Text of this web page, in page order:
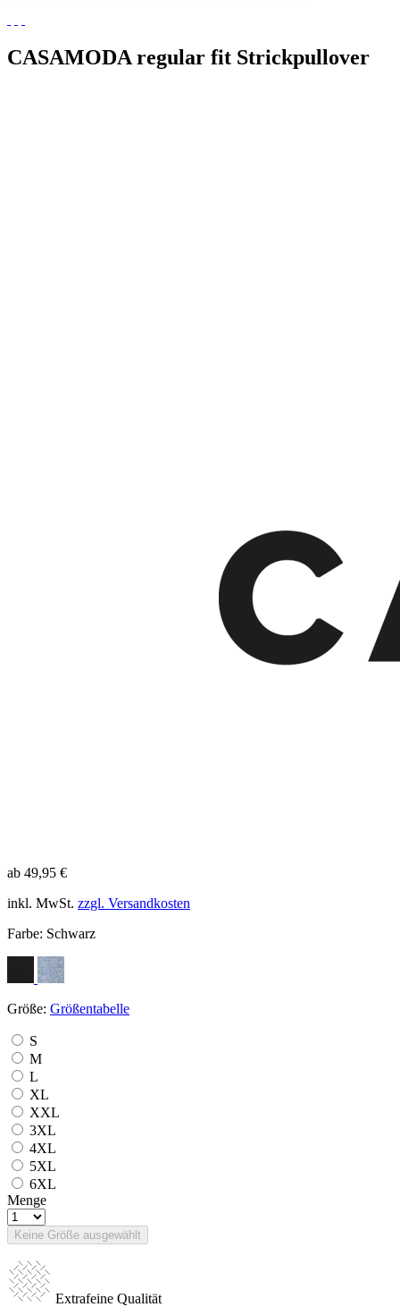
CASAMODA regular fit Strickpullover
ab 49,95 €
inkl. MwSt. zzgl. Versandkosten
Farbe: Schwarz
Größe: Größentabelle
S
M
L
XL
XXL
3XL
4XL
5XL
6XL
Menge
Keine Größe ausgewählt
Extrafeine Qualität